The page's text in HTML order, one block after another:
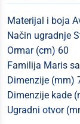
Materijal i boja
Način ugradnje
Ormar (cm) 60
Familija Maris
Dimenzije (mm)
Dimenzije kade
Ugradni otvor